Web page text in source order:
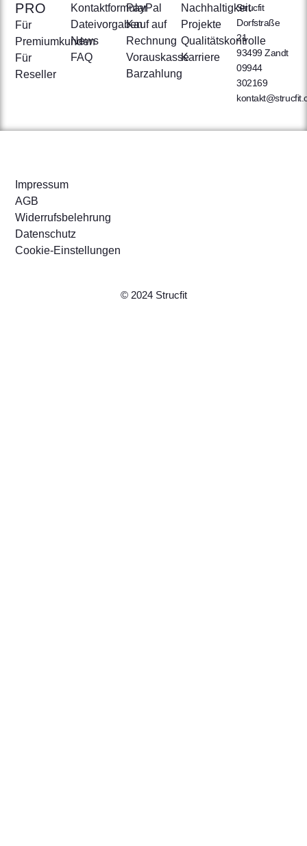
PRO
Für
Premiumkunden
Für
Reseller
Kontaktformular
Dateivorgaben
News
FAQ
PayPal
Kauf auf
Rechnung
Vorauskasse
Barzahlung
Nachhaltigkeit
Projekte
Qualitätskontrolle
Karriere
Strucfit
Dorfstraße
21
93499 Zandt
09944
302169
Impressum
AGB
Widerrufsbelehrung
Datenschutz
Cookie-Einstellungen
© 2024 Strucfit